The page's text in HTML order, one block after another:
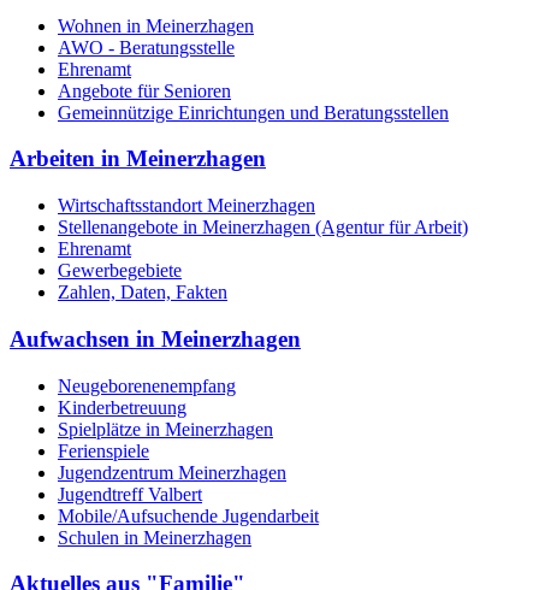
Wohnen in Meinerzhagen
AWO - Beratungsstelle
Ehrenamt
Angebote für Senioren
Gemeinnützige Einrichtungen und Beratungsstellen
Arbeiten in Meinerzhagen
Wirtschaftsstandort Meinerzhagen
Stellenangebote in Meinerzhagen (Agentur für Arbeit)
Ehrenamt
Gewerbegebiete
Zahlen, Daten, Fakten
Aufwachsen in Meinerzhagen
Neugeborenenempfang
Kinderbetreuung
Spielplätze in Meinerzhagen
Ferienspiele
Jugendzentrum Meinerzhagen
Jugendtreff Valbert
Mobile/Aufsuchende Jugendarbeit
Schulen in Meinerzhagen
Aktuelles aus "Familie"